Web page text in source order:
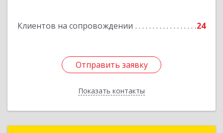
Клиентов на сопровождении 24
Отправить заявку
Показать контакты
Отправить заявку
Назад